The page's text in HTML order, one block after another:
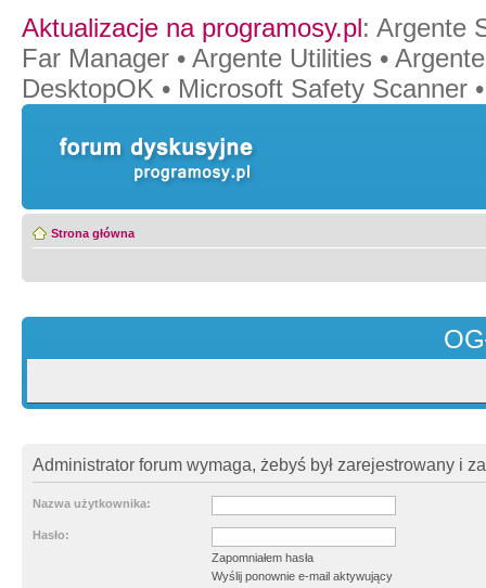
Aktualizacje na programosy.pl: Argente
Far Manager • Argente Utilities •
DesktopOK • Microsoft Safety Scanner
Strona główna
Administrator forum wymaga, żebyś był zarejestrowany i
Nazwa użytkownika:
Hasło:
Zapomniałem hasła
Wyślij ponownie e-mail aktywujący